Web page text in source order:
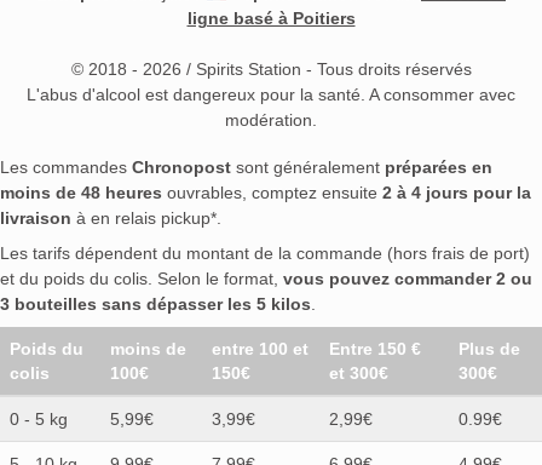
ligne basé à Poitiers
© 2018 - 2026 / Spirits Station - Tous droits réservés
L'abus d'alcool est dangereux pour la santé. A consommer avec
modération.
Les commandes Chronopost sont généralement préparées en
moins de 48 heures ouvrables, comptez ensuite 2 à 4 jours pour la
livraison à en relais pickup*.
Les tarifs dépendent du montant de la commande (hors frais de port)
et du poids du colis. Selon le format, vous pouvez commander 2 ou
3 bouteilles sans dépasser les 5 kilos
Poids du
colis
moins de
100€
entre 100 et
150€
Entre 150 €
et 300€
Plus de
300€
0 - 5 kg 5,99€ 3,99€ 2,99€ 0.99€